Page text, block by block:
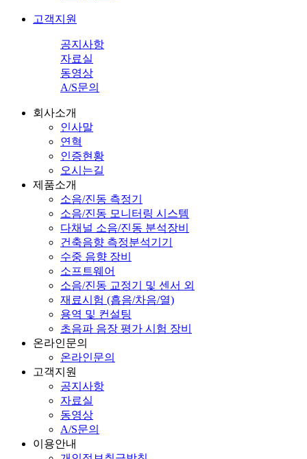
고객지원
공지사항
자료실
동영상
A/S문의
회사소개
인사말
연혁
인증현황
오시는길
제품소개
소음/진동 측정기
소음/진동 모니터링 시스템
다채널 소음/진동 분석장비
건축음향 측정분석기기
수중 음향 장비
소프트웨어
소음/진동 교정기 및 센서 외
재료시험 (흡음/차음/열)
용역 및 컨설팅
초음파 음장 평가 시험 장비
온라인문의
온라인문의
고객지원
공지사항
자료실
동영상
A/S문의
이용안내